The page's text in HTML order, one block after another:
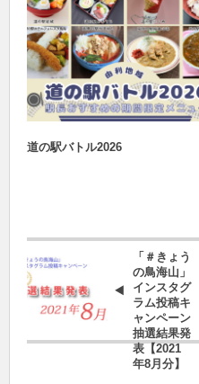
道の駅バトル2026
「＃きょう
の鳥海山」
インスタグ
ラム投稿キ
ャンペーン
抽選結果発
表【2021
年8月分】